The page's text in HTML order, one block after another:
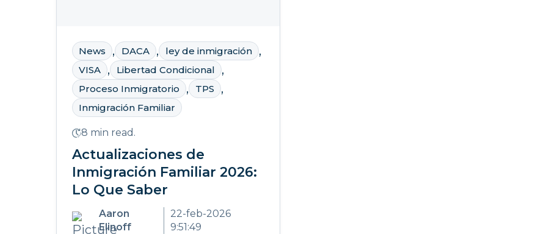
News , DACA , ley de inmigración ,
VISA , Libertad Condicional ,
Proceso Inmigratorio , TPS ,
Inmigración Familiar
8 min read.
Actualizaciones de
Inmigración Familiar 2026:
Lo Que Saber
Aaron
Elinoff
22-feb-2026
9:51:49